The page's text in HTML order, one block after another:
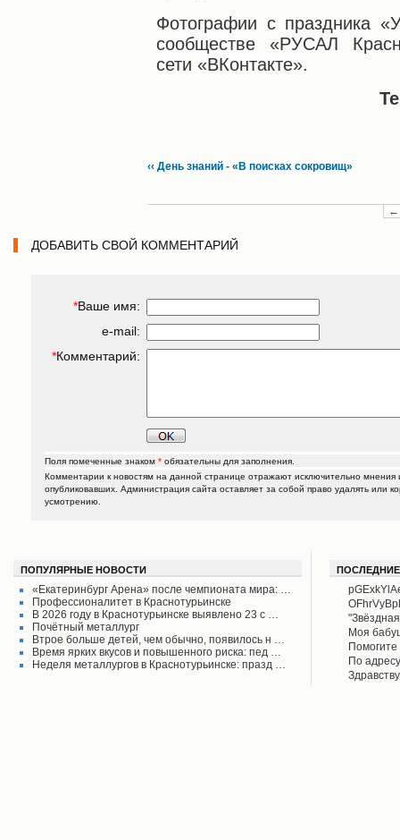
Фотографии с праздника
сообществе «РУСАЛ
сети «ВКонтакте».
‹‹ День знаний - «В поисках сокровищ»
←
ДОБАВИТЬ СВОЙ КОММЕНТАРИЙ
*Ваше имя:
e-mail:
*Комментарий:
Поля помеченные знаком * обязательны для заполнения.
Комментарии к новостям на данной странице отражают исключительно мнения
опубликовавших. Администрация сайта оставляет за собой право удалять или
усмотрению.
ПОПУЛЯРНЫЕ НОВОСТИ
«Екатеринбург Арена» после чемпионата мира: …
Профессионалитет в Краснотурьинске
В 2026 году в Краснотурьинске выявлено 23 с …
Почётный металлург
Втрое больше детей, чем обычно, появилось н …
Время ярких вкусов и повышенного риска: пед …
Неделя металлургов в Краснотурьинске: празд …
своего
поднял
Моя
Айрих
в
По